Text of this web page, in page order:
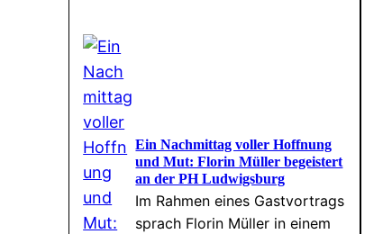
Ein Nachmittag voller Hoffnung
und Mut: Florin Müller begeistert
an der PH Ludwigsburg
Im Rahmen eines Gastvortrags
sprach Florin Müller in einem